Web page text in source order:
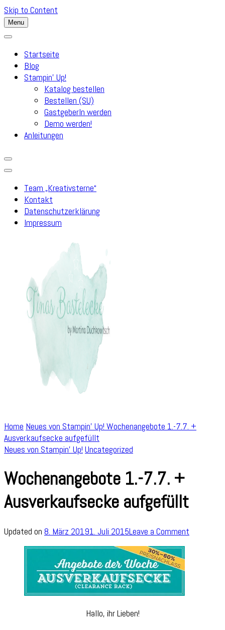
Skip to Content
Menu
Startseite
Blog
Stampin’ Up!
Katalog bestellen
Bestellen (SU)
GastgeberIn werden
Demo werden!
Anleitungen
Team „Kreativsterne“
Kontakt
Datenschutzerklärung
Impressum
Home Neues von Stampin' Up! Wochenangebote 1.-7.7. +
Ausverkaufsecke aufgefüllt
Neues von Stampin' Up! Uncategorized
Wochenangebote 1.-7.7. +
Ausverkaufsecke aufgefüllt
Updated on 8. März 20191. Juli 2015Leave a Comment
Hallo, ihr Lieben!